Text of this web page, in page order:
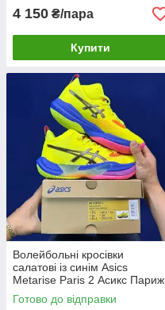
4 150 ₴/пара
Купити
Волейбольні кросівки
салатові із синім Asics
Metarise Paris 2 Асикс Париж
Yellow/Blue Eur36-47 чоловічі
жіночі 45
Готово до відправки